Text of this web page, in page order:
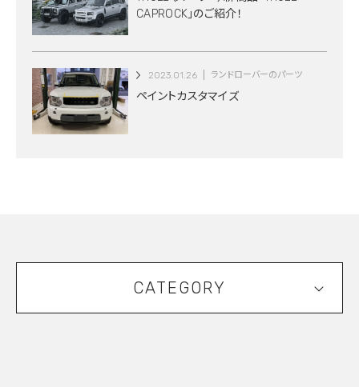
CAPROCK」のご紹介！
2023.01.26 ランドローバーのパーツ
ペイントカスタマイズ
CATEGORY